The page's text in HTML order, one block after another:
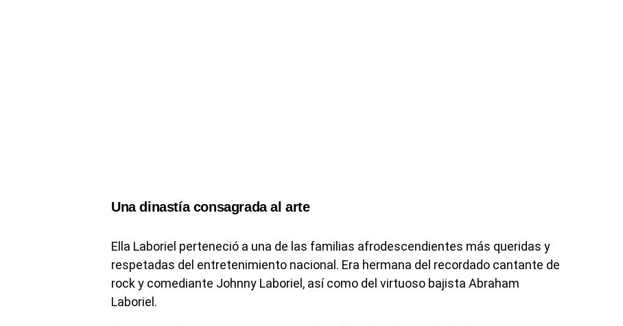
Una dinastía consagrada al arte
Ella Laboriel perteneció a una de las familias afrodescendientes más queridas y
respetadas del entretenimiento nacional. Era hermana del recordado cantante de
rock y comediante Johnny Laboriel, así como del virtuoso bajista Abraham
Laboriel.